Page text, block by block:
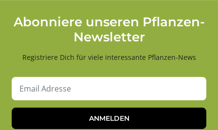
Abonniere unseren Pflanzen-
Newsletter
Registriere Dich für viele interessante Pflanzen-News
ANMELDEN